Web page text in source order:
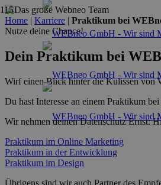
Home | Karriere | Praktikum bei
Nutze deine Chance!
Dein Praktikum bei
Wirf einen Blick hinter die Kulissen von
Du hast Interesse an einem Praktikum
Wir nehmen deinen Datenschutz Ernst:
Praktikum im Online Marketing
Praktikum in der Entwicklung
Praktikum im Design
Übrigens sind wir auch Partner des